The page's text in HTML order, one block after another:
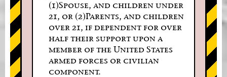
(1)Spouse, and children under
21, or (2)Parents, and children
over 21, if dependent for over
half their support upon a
member of the United States
armed forces or civilian
component.